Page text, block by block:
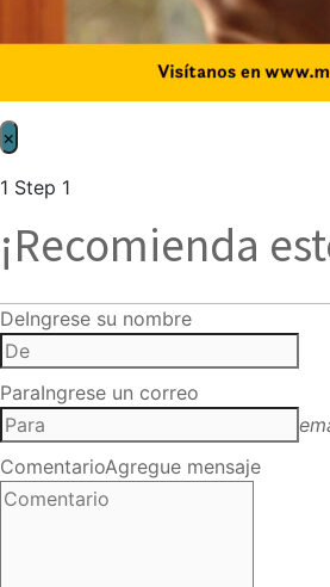
×
1 Step 1
¡Recomienda
DeIngrese su nombre
ParaIngrese un correo
ComentarioAgregue mensaje